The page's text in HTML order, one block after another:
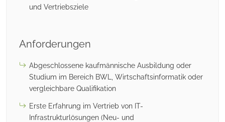
und Vertriebsziele
Anforderungen
Abgeschlossene kaufmännische Ausbildung oder
Studium im Bereich BWL, Wirtschaftsinformatik oder
vergleichbare Qualifikation
Erste Erfahrung im Vertrieb von IT-
Infrastrukturlösungen (Neu- und